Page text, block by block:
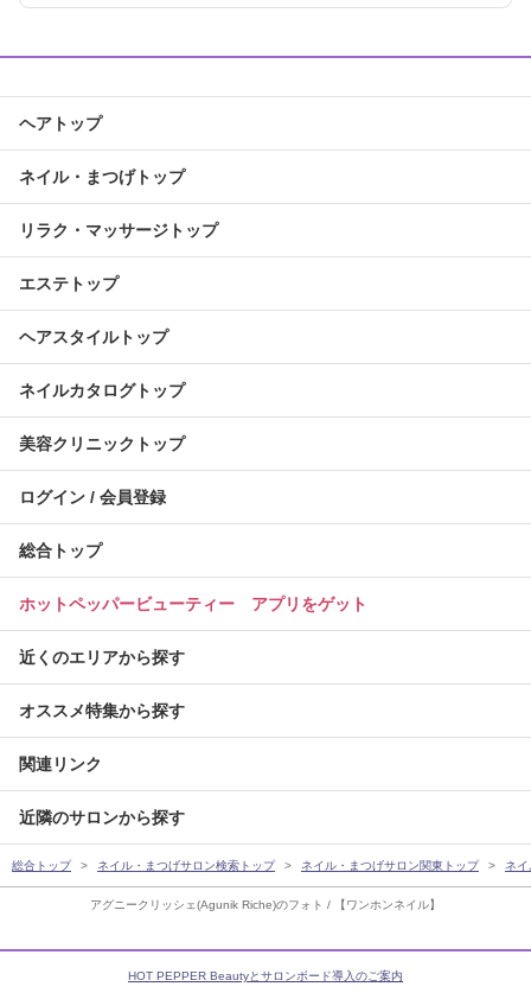
アグニークリッシェ(Agunik Riche)のフォト / 【ワンホンネイル】
ヘアトップ
ネイル・まつげトップ
リラク・マッサージトップ
エステトップ
ヘアスタイルトップ
ネイルカタログトップ
美容クリニックトップ
ログイン / 会員登録
総合トップ
ホットペッパービューティー アプリをゲット
近くのエリアから探す
オススメ特集から探す
関連リンク
近隣のサロンから探す
総合トップ ネイル・まつげサロン検索トップ ネイル・まつげサロン関東トップ ネ
HOT PEPPER Beautyとサロンボード導入のご案内